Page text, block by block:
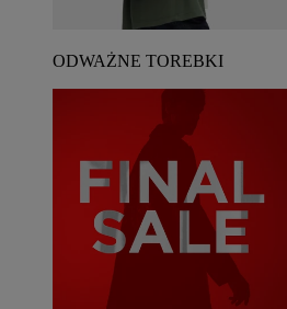
ODWAŻNE TOREBKI